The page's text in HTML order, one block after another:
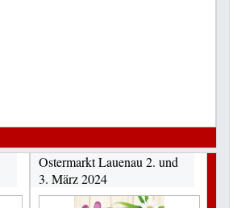
Ostermarkt Lauenau 2. und
3. März 2024